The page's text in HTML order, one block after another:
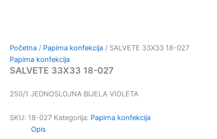
Početna / Papirna konfekcija / SALVETE 33X33 18-027
Papirna konfekcija
SALVETE 33X33 18-027
250/1 JEDNOSLOJNA BIJELA VIOLETA
SKU: 18-027 Kategorija: Papirna konfekcija
Opis